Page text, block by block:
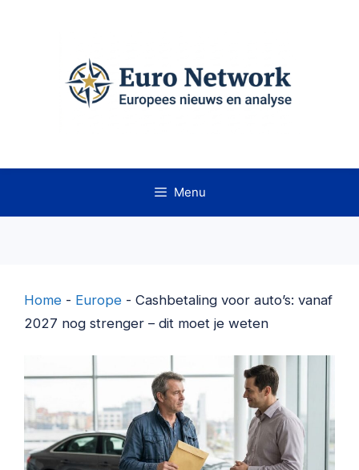
Menu
Home - Europe - Cashbetaling voor auto’s: vanaf
2027 nog strenger – dit moet je weten